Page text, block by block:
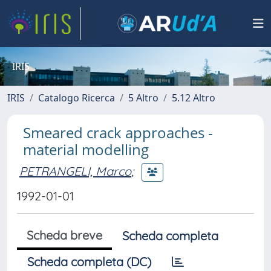
IRIS
IRIS Catalogo Ricerca 5 Altro 5.12 Altro
Smeared crack approaches -
material modelling
PETRANGELI, Marco;
1992-01-01
Scheda breve
Scheda completa
Scheda completa (DC)